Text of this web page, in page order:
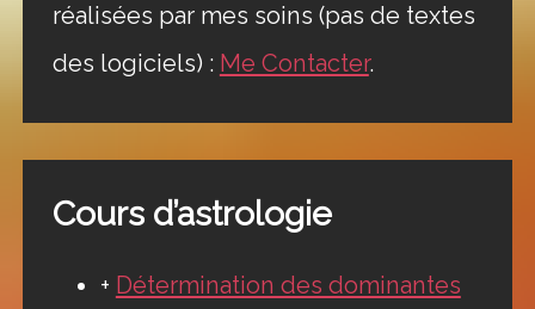
réalisées par mes soins (pas de textes
des logiciels) : Me Contacter.
Cours d’astrologie
+ Détermination des dominantes